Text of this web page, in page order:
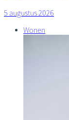
5 augustus 2026
Wonen